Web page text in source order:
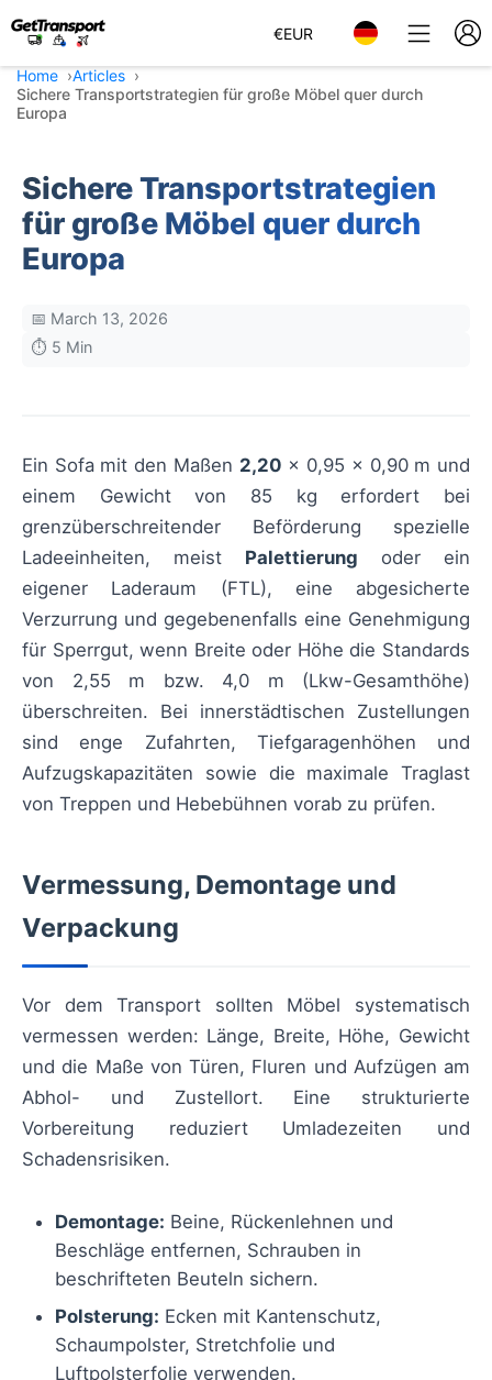
€EUR
Home
Articles
Sichere Transportstrategien für große Möbel quer durch
Europa
Sichere Transportstrategien
für große Möbel quer durch
Europa
📅 March 13, 2026
⏱️ 5 Min
Ein Sofa mit den Maßen 2,20 × 0,95 × 0,90 m und
einem Gewicht von 85 kg erfordert bei
grenzüberschreitender Beförderung spezielle
Ladeeinheiten, meist Palettierung oder ein
eigener Laderaum (FTL), eine abgesicherte
Verzurrung und gegebenenfalls eine Genehmigung
für Sperrgut, wenn Breite oder Höhe die Standards
von 2,55 m bzw. 4,0 m (Lkw-Gesamthöhe)
überschreiten. Bei innerstädtischen Zustellungen
sind enge Zufahrten, Tiefgaragenhöhen und
Aufzugskapazitäten sowie die maximale Traglast
von Treppen und Hebebühnen vorab zu prüfen.
Vermessung, Demontage und
Verpackung
Vor dem Transport sollten Möbel systematisch
vermessen werden: Länge, Breite, Höhe, Gewicht
und die Maße von Türen, Fluren und Aufzügen am
Abhol- und Zustellort. Eine strukturierte
Vorbereitung reduziert Umladezeiten und
Schadensrisiken.
Demontage: Beine, Rückenlehnen und
Beschläge entfernen, Schrauben in
beschrifteten Beuteln sichern.
Polsterung: Ecken mit Kantenschutz,
Schaumpolster, Stretchfolie und
Luftpolsterfolie verwenden.